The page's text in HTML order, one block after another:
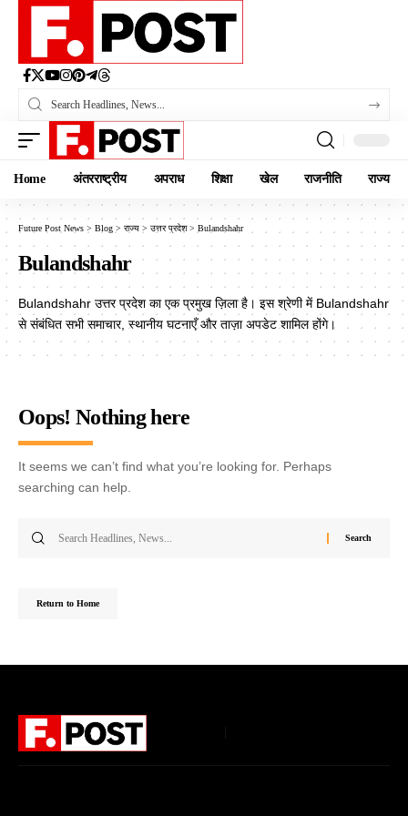
Home अंतरराष्ट्रीय अपराध शिक्षा खेल राजनीति राज्य
Future Post News > Blog > राज्य > उत्तर प्रदेश> Bulandshahr
Bulandshahr
Bulandshahr उत्तर प्रदेश का एक प्रमुख ज़िला है। इस श्रेणी में Bulandshahr
से संबंधित सभी समाचार, स्थानीय घटनाएँ और ताज़ा अपडेट शामिल होंगे।
Oops! Nothing here
It seems we can’t find what you’re looking for. Perhaps
searching can help.
Return to Home